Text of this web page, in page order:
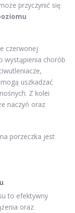
przyczynić się
czerwonej
wystąpienia chorób
uszkadzać
Z kolei
naczyń oraz
porzeczka jest
.
to efektywny
oraz